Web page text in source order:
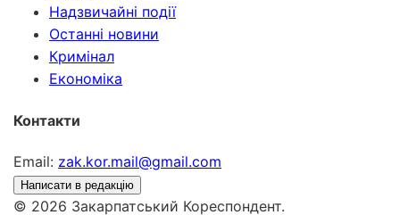
Надзвичайні події
Останні новини
Кримінал
Економіка
Контакти
Email: zak.kor.mail@gmail.com
Написати в редакцію
© 2026 Закарпатський Кореспондент.